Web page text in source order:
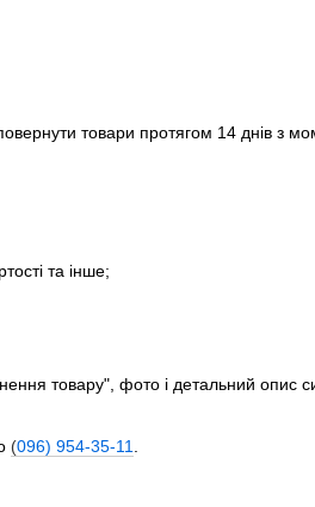
товари протягом 14 днів з
та інше;
товару", фото і детальний опис
(096) 954-35-11